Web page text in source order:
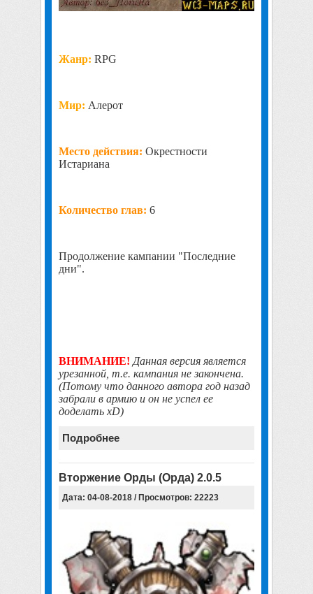
Жанр: RPG
Мир: Алерот
Место действия: Окрестности
Истариана
Количество глав: 6
Продолжение кампании "Последние
дни".
ВНИМАНИЕ! Данная версия является
урезанной, т.е. кампания не закончена.
(Потому что данного автора год назад
забрали в армию и он не успел ее
доделать xD)
Подробнее
Вторжение Орды (Орда) 2.0.5
Дата: 04-08-2018 / Просмотров: 22223